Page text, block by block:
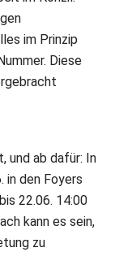
im Prinzip
Diese
und ab dafür: In
in den Foyers
22.06. 14:00
kann es sein,
zu